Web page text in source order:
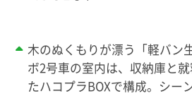
木のぬくもりが漂う「軽バン
ボ2号車の室内は、収納庫と
たハコプラBOXで構成。シー